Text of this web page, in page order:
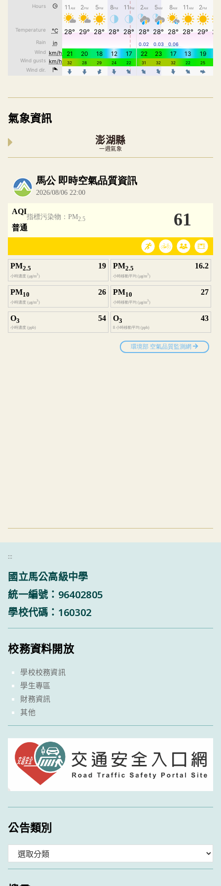
氣象資訊
澎湖縣
一週氣象
內嵌空氣品質小工具為視覺預覽，完整即時空
:::
國立馬公高級中學
統一編號：96402805
學校代碼：160302
校務資料開放
學校校務資訊
學生專區
財務資訊
其他
公告類別
類